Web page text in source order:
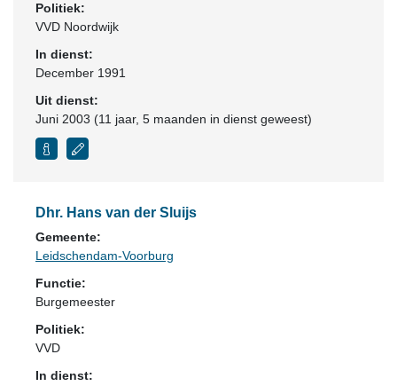
Politiek:
VVD Noordwijk
In dienst:
December 1991
Uit dienst:
Juni 2003 (11 jaar, 5 maanden in dienst geweest)
Dhr. Hans van der Sluijs
Gemeente:
Leidschendam-Voorburg
Functie:
Burgemeester
Politiek:
VVD
In dienst: